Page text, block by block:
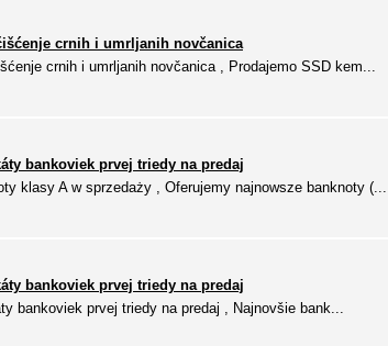
crnih i umrljanih novčanica
crnih i umrljanih novčanica , Prodajemo SSD kem...
bankoviek prvej triedy na predaj
klasy A w sprzedaży , Oferujemy najnowsze banknoty (...
bankoviek prvej triedy na predaj
bankoviek prvej triedy na predaj , Najnovšie bank...